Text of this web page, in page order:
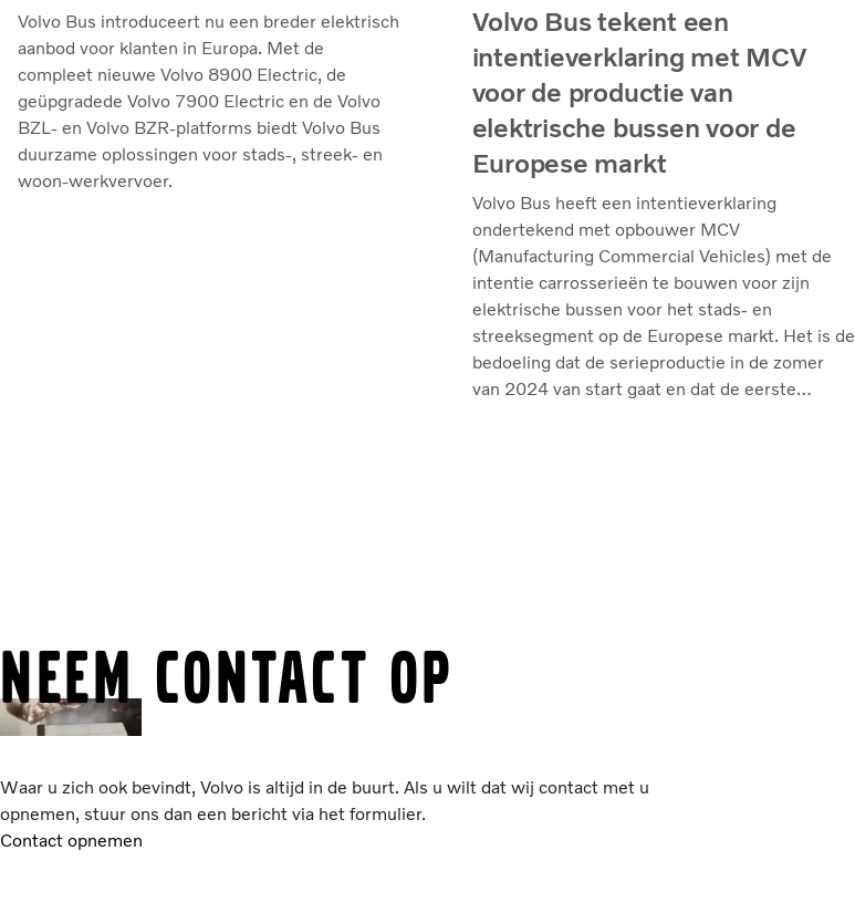
Volvo Bus introduceert nu een breder elektrisch
aanbod voor klanten in Europa. Met de
compleet nieuwe Volvo 8900 Electric, de
geüpgradede Volvo 7900 Electric en de Volvo
BZL- en Volvo BZR-platforms biedt Volvo Bus
duurzame oplossingen voor stads-, streek- en
woon-werkvervoer.
Volvo Bus tekent een
intentieverklaring met MCV
voor de productie van
elektrische bussen voor de
Europese markt
Volvo Bus heeft een intentieverklaring
ondertekend met opbouwer MCV
(Manufacturing Commercial Vehicles) met de
intentie carrosserieën te bouwen voor zijn
elektrische bussen voor het stads- en
streeksegment op de Europese markt. Het is de
bedoeling dat de serieproductie in de zomer
van 2024 van start gaat en dat de eerste
Neem contact op
Waar u zich ook bevindt, Volvo is altijd in de buurt. Als u wilt dat wij contact met u
opnemen, stuur ons dan een bericht via het formulier.
Contact opnemen